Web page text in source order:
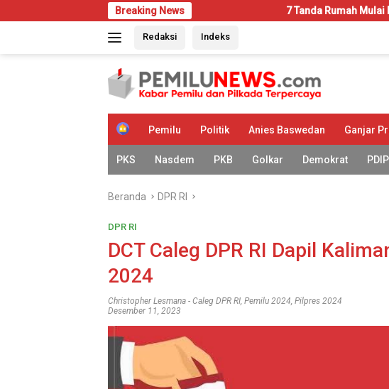
ke
Breaking News 7 Tanda Rumah Mulai Diserang
Redaksi Indeks
H
m
e
Pemilu Politik Anies Baswedan Ganjar
PKS Nasdem PKB Golkar Demokrat PDIP
Beranda DPR RI
DPR RI
DCT Caleg DPR RI Dapil
2024
Christopher Lesmana - Caleg DPR RI Pemilu 2024 Pilpres 2024
Desember 11, 2023